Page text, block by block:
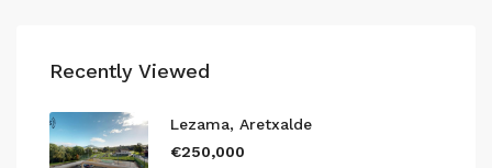
Recently Viewed
Lezama, Aretxalde
€250,000